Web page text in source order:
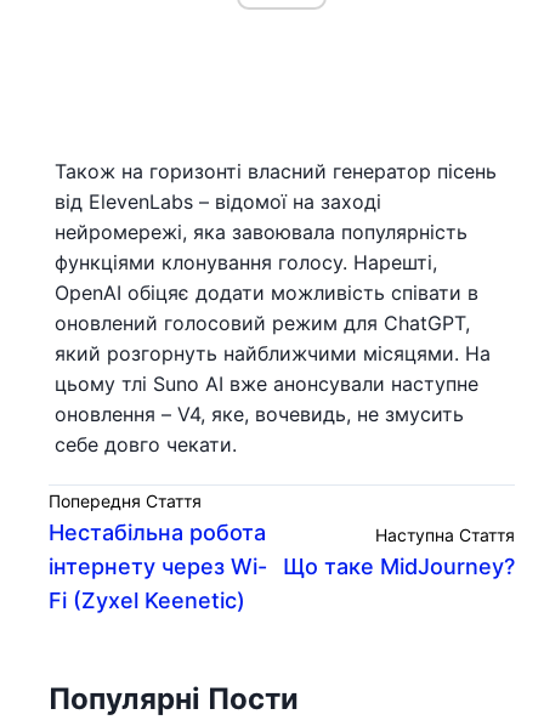
Також на горизонті власний генератор пісень
від ElevenLabs – відомої на заході
нейромережі, яка завоювала популярність
функціями клонування голосу. Нарешті,
OpenAI обіцяє додати можливість співати в
оновлений голосовий режим для ChatGPT,
який розгорнуть найближчими місяцями. На
цьому тлі Suno AI вже анонсували наступне
оновлення – V4, яке, вочевидь, не змусить
себе довго чекати.
Попередня Стаття
Нестабільна робота
інтернету через Wi-
Fi (Zyxel Keenetic)
Наступна Стаття
Що таке MidJourney?
Популярні Пости